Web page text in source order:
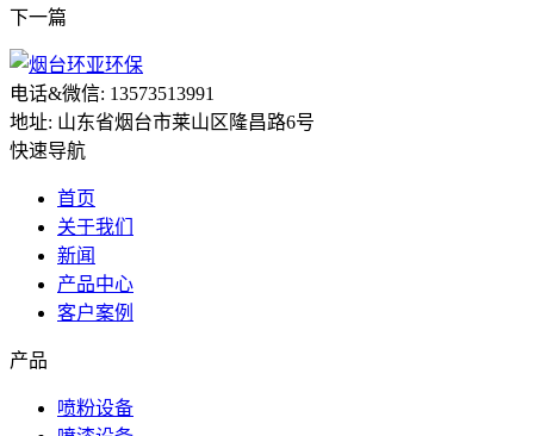
下一篇
电话&微信: 13573513991
地址: 山东省烟台市莱山区隆昌路6号
快速导航
首页
关于我们
新闻
产品中心
客户案例
产品
喷粉设备